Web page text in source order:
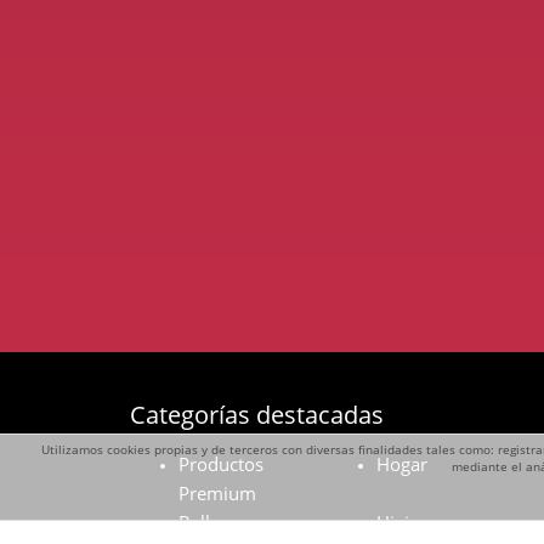
Categorías destacadas
Productos
Premium
Hogar
Belleza
Higiene
Utilizamos cookies propias y de terceros con diversas finalidades tales como:
mediante el